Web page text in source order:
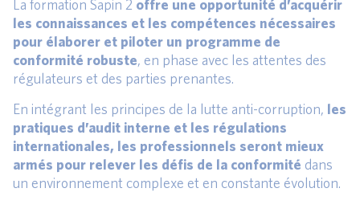
La formation Sapin 2 offre une opportunité d’acquérir
les connaissances et les compétences nécessaires
pour élaborer et piloter un programme de
conformité robuste, en phase avec les attentes des
régulateurs et des parties prenantes.
En intégrant les principes de la lutte anti-corruption, les
pratiques d’audit interne et les régulations
internationales, les professionnels seront mieux
armés pour relever les défis de la conformité dans
un environnement complexe et en constante évolution.